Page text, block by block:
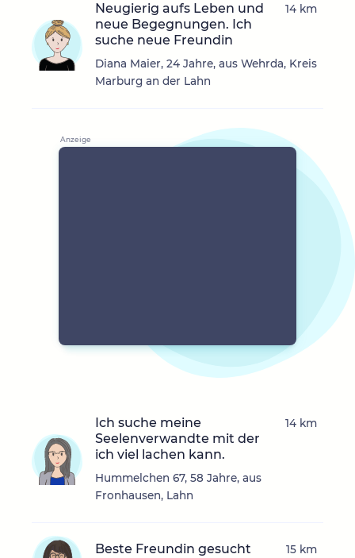
Neugierig aufs Leben und
neue Begegnungen. Ich
suche neue Freundin
Diana Maier, 24 Jahre, aus Wehrda, Kreis
Marburg an der Lahn
14 km
Ich suche meine
Seelenverwandte mit der
ich viel lachen kann.
Hummelchen 67, 58 Jahre, aus
Fronhausen, Lahn
14 km
Beste Freundin gesucht 15 km